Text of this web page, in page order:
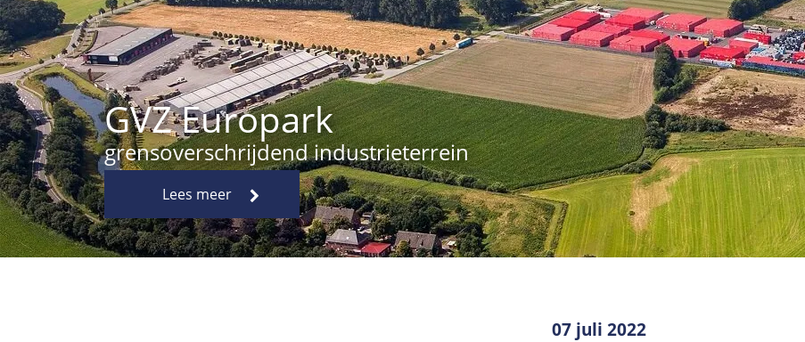
07 juli 2022